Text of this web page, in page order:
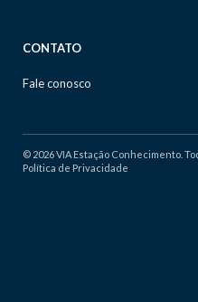
CONTATO
Fale conosco
© 2026 VIA Estação Conhecimento.
Política de Privacidade